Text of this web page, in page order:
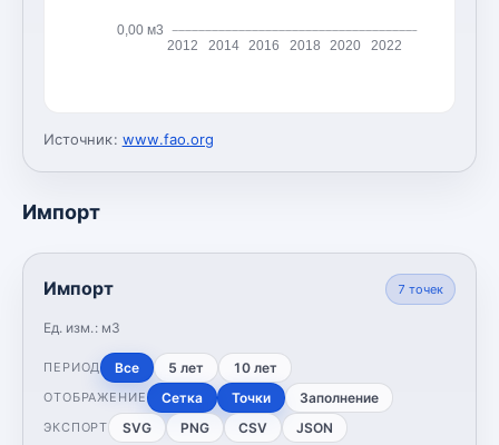
0,00 м3
2012 2014 2016 2018 2020 2022
Источник: www.fao.org
Импорт
Импорт
Ед. изм.: м3
7 точек
ПЕРИОД Все 5 лет 10 лет
ОТОБРАЖЕНИЕ Сетка Точки Заполнение
ЭКСПОРТ SVG PNG CSV JSON